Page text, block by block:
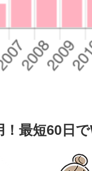
最短60日